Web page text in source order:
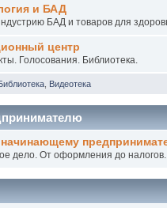
и БАД
БАД и товаров для
центр
Голосования. Библиотека.
Видеотека
дело. От оформления до налогов.